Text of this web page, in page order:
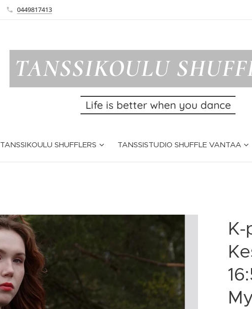
0449817413
TANSSIKOULU
Life is better when you dance
TANSSIKOULU SHUFFLERS TANSSISTUDIO SHUFFLE VANTAA